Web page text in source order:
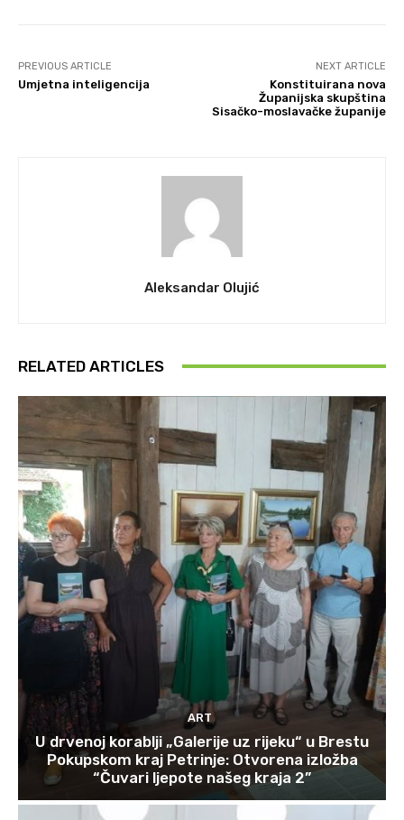
PREVIOUS ARTICLE
Umjetna inteligencija
NEXT ARTICLE
Konstituirana nova
Županijska skupština
Sisačko-moslavačke županije
Aleksandar Olujić
RELATED ARTICLES
ART
U drvenoj korablji „Galerije uz rijeku“ u Brestu
Pokupskom kraj Petrinje: Otvorena izložba
“Čuvari ljepote našeg kraja 2”